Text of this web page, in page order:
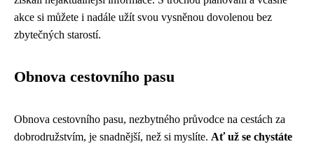
akce si můžete i nadále užít svou vysněnou dovolenou bez
zbytečných starostí.
Obnova cestovního pasu
Obnova cestovního pasu, nezbytného průvodce na cestách za
dobrodružstvím, je snadnější, než si myslíte. Ať už se chystáte